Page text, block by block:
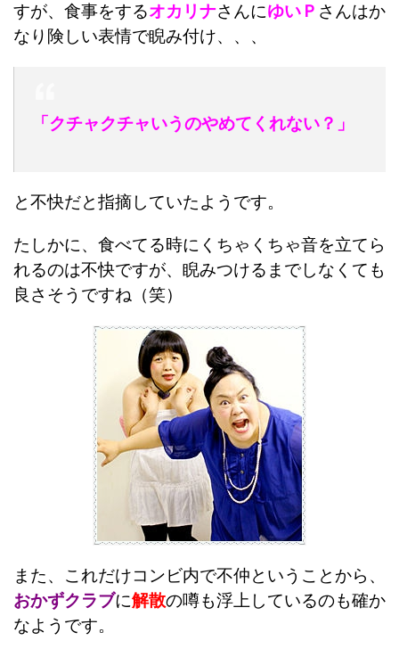
すが、食事をするオカリナさんにゆいＰ さんはか
なり険しい表情で睨み付け、、、
「クチャクチャいうのやめてくれない？」
と不快だと指摘していたようです。
たしかに、食べてる時にくちゃくちゃ音を立てら
れるのは不快ですが、睨みつけるまでしなくても
良さそうですね（笑）
また、これだけコンビ内で不仲ということから、
おかずクラブに解散の噂も浮上しているのも確か
なようです。